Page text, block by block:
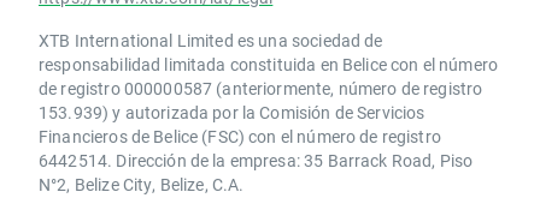
XTB International Limited es una sociedad de
responsabilidad limitada constituida en Belice con el número
de registro 000000587 (anteriormente, número de registro
153.939) y autorizada por la Comisión de Servicios
Financieros de Belice (FSC) con el número de registro
6442514. Dirección de la empresa: 35 Barrack Road, Piso
N°2, Belize City, Belize, C.A.